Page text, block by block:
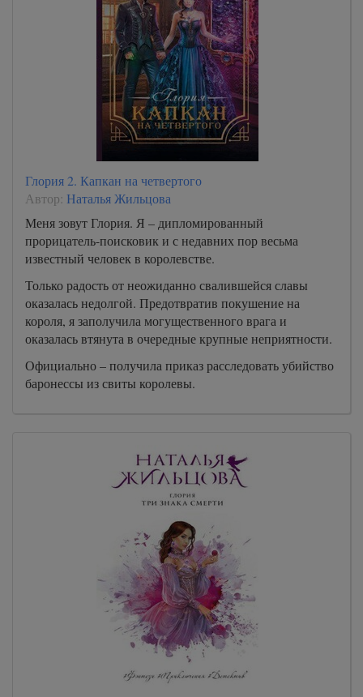
Глория 2. Капкан на четвертого
Автор: Наталья Жильцова
Меня зовут Глория. Я – дипломированный
прорицатель-поисковик и с недавних пор весьма
известный человек в королевстве.
Только радость от неожиданно свалившейся славы
оказалась недолгой. Предотвратив покушение на
короля, я заполучила могущественного врага и
оказалась втянута в очередные крупные неприятности.
Официально – получила приказ расследовать убийство
баронессы из свиты королевы.